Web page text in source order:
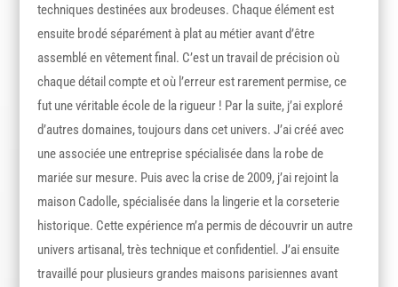
techniques destinées aux brodeuses. Chaque élément est
ensuite brodé séparément à plat au métier avant d’être
assemblé en vêtement final. C’est un travail de précision où
chaque détail compte et où l’erreur est rarement permise, ce
fut une véritable école de la rigueur ! Par la suite, j’ai exploré
d’autres domaines, toujours dans cet univers. J’ai créé avec
une associée une entreprise spécialisée dans la robe de
mariée sur mesure. Puis avec la crise de 2009, j’ai rejoint la
maison Cadolle, spécialisée dans la lingerie et la corseterie
historique. Cette expérience m’a permis de découvrir un autre
univers artisanal, très technique et confidentiel. J’ai ensuite
travaillé pour plusieurs grandes maisons parisiennes avant